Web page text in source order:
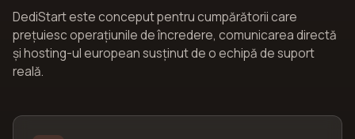
DediStart este conceput pentru cumpărătorii care
prețuiesc operațiunile de încredere, comunicarea directă
și hosting-ul european susținut de o echipă de suport
reală.